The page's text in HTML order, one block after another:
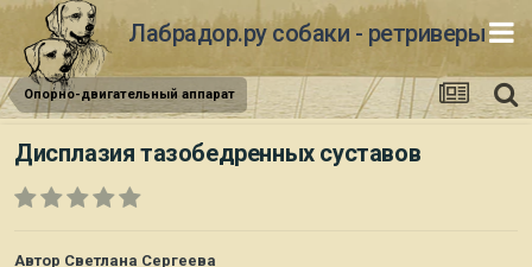
Лабрадор.ру собаки - ретриверы
Опорно-двигательный аппарат
Дисплазия тазобедренных суставов
Автор Светлана Сергеева